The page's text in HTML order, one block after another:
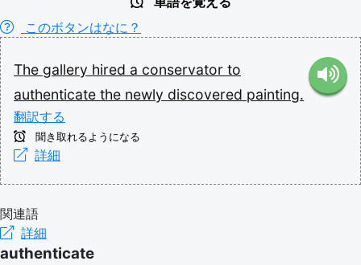
このボタンはなに？
The gallery hired a conservator to
authenticate the newly discovered painting.
翻訳する
聞き取れるようになる
詳細
関連語
詳細
authenticate